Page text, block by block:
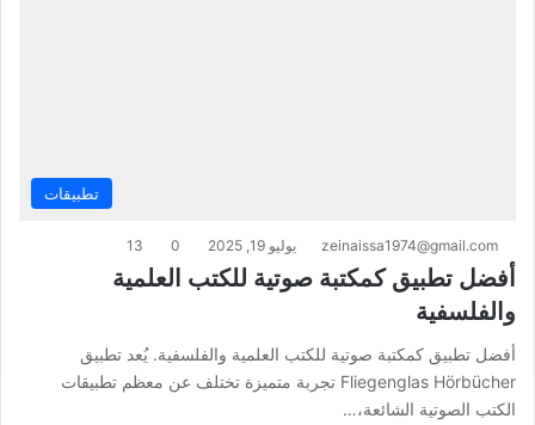
تطبيقات
zeinaissa1974@gmail.com يوليو 19, 2025 0
13
أفضل تطبيق كمكتبة صوتية للكتب العلمية
والفلسفية
أفضل تطبيق كمكتبة صوتية للكتب العلمية والفلسفية. يُعد تطبيق
Fliegenglas Hörbücher تجربة متميزة تختلف عن معظم تطبيقات
الكتب الصوتية الشائعة،…